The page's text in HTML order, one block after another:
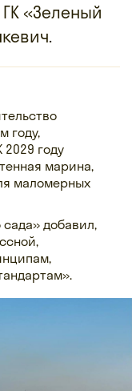
«Зеленый
году,
2029 году
марина,
маломерных
добавил,